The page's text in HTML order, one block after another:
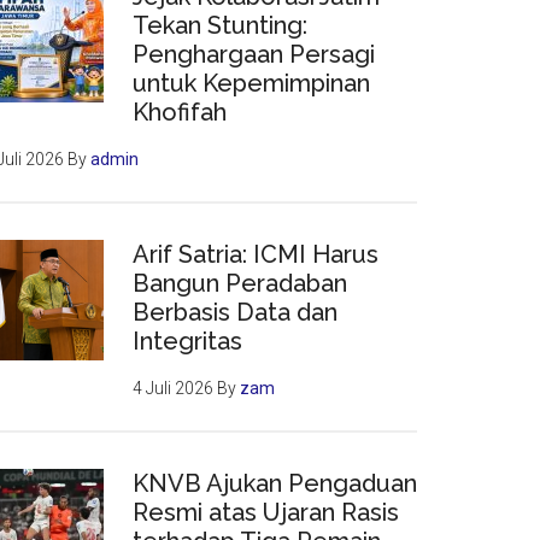
Tekan Stunting:
Penghargaan Persagi
untuk Kepemimpinan
Khofifah
2026 Byadmin
Arif Satria: ICMI Harus
Bangun Peradaban
Berbasis Data dan
Integritas
4 Juli 2026 By zam
KNVB Ajukan Pengaduan
Resmi atas Ujaran Rasis